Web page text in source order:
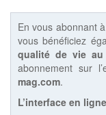
En vous abonnant
vous bénéficiez
qualité de vie au
abonnement sur
mag.com.
L’interface en